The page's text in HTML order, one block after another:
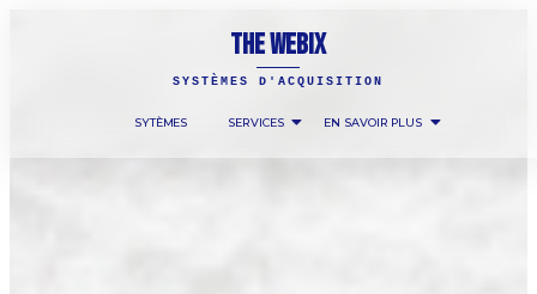
THE WEBIX
SYSTÈMES D'ACQUISITION
SYTÈMES SERVICES EN SAVOIR PLUS